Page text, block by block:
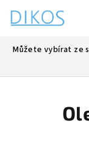
obsah
Můžete vybírat ze